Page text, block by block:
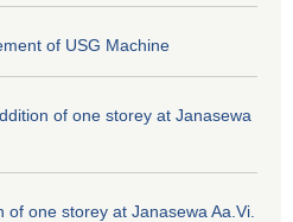
of USG Machine
of one storey at Janasewa
one storey at Janasewa Aa.Vi.